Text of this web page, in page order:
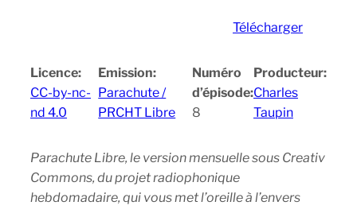
Télécharger
Licence:
CC-by-nc-
nd 4.0
Emission:
Parachute /
PRCHT Libre
Numéro
d’épisode:
8
Producteur:
Charles
Taupin
Parachute Libre, le version mensuelle sous Creativ
Commons, du projet radiophonique
hebdomadaire, qui vous met l’oreille à l’envers